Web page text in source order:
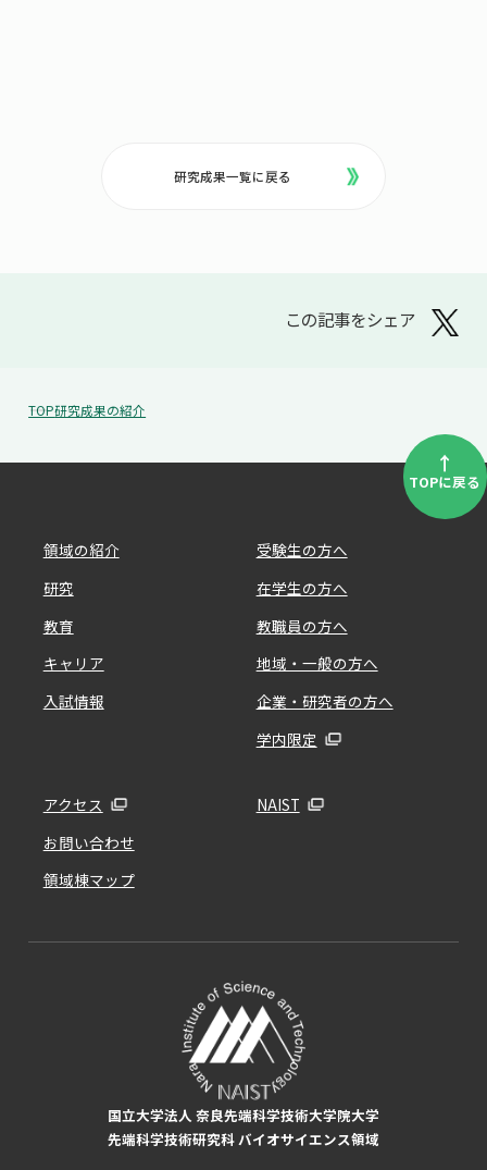
研究成果一覧に戻る
この記事をシェア
TOP研究成果の紹介
↑
TOPに戻る
領域の紹介
研究
教育
キャリア
入試情報
受験生の方へ
在学生の方へ
教職員の方へ
地域・一般の方へ
企業・研究者の方へ
学内限定
アクセス
お問い合わせ
領域棟マップ
NAIST
国立大学法人 奈良先端科学技術大学院大学
先端科学技術研究科 バイオサイエンス領域